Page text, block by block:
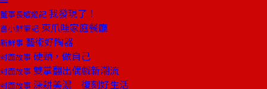
董事長嬉遊記 我發現了！
嘗小鮮筆記 東爪哇家庭餐廳
新鮮事 藝術好陶器
封面故事 硬頸，做自己
封面故事 雙掌翻出偶戲新潮流
封面故事 深耕美濃 復刻好生活